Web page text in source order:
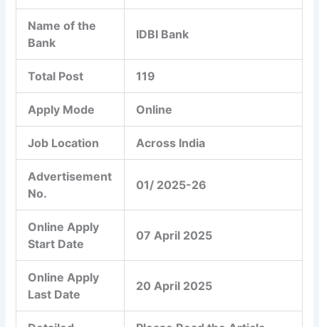
Name of the
Bank
IDBI Bank
Total Post 119
Apply Mode Online
Job Location Across India
Advertisement
No.
01/ 2025-26
Online Apply
Start Date
07 April 2025
Online Apply
Last Date
20 April 2025